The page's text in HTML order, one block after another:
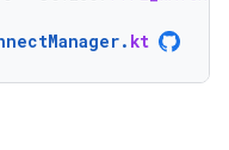
. kt